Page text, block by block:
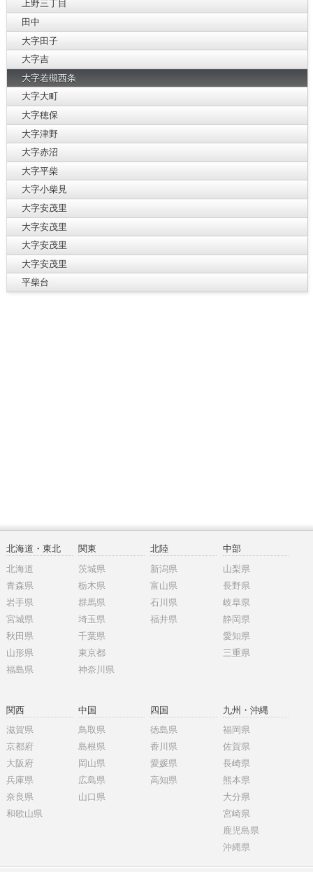
上野三丁目
田中
大字田子
大字吉
大字若槻西条
大字大町
大字穂保
大字津野
大字赤沼
大字平柴
大字小柴見
大字安茂里
大字安茂里
大字安茂里
大字安茂里
平柴台
北海道・東北
北海道
青森県
岩手県
宮城県
秋田県
山形県
福島県
関東
茨城県
栃木県
群馬県
埼玉県
千葉県
東京都
神奈川県
北陸
新潟県
富山県
石川県
福井県
中部
山梨県
長野県
岐阜県
静岡県
愛知県
三重県
関西
滋賀県
京都府
大阪府
兵庫県
奈良県
和歌山県
中国
鳥取県
島根県
岡山県
広島県
山口県
四国
徳島県
香川県
愛媛県
高知県
九州・沖縄
福岡県
佐賀県
長崎県
熊本県
大分県
宮崎県
鹿児島県
沖縄県